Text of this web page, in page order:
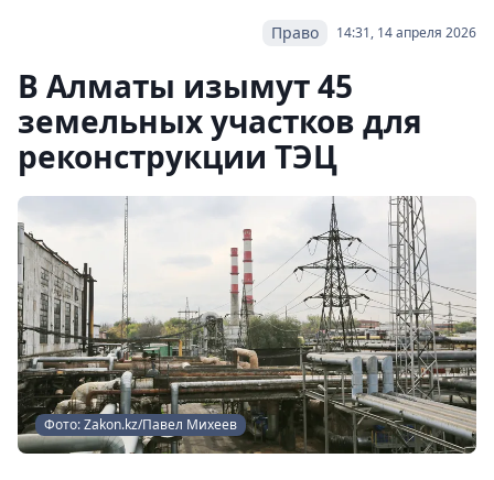
14:31, 14 апреля 2026
Право
В Алматы изымут 45
земельных участков для
реконструкции ТЭЦ
Фото: Zakon.kz/Павел Михеев